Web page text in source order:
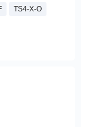
TS4-X-O